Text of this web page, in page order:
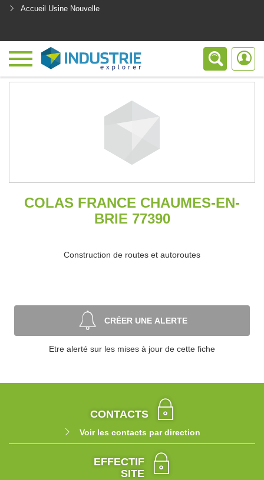
Accueil Usine Nouvelle
COLAS FRANCE CHAUMES-EN-
BRIE 77390
Construction de routes et autoroutes
CRÉER UNE ALERTE
Etre alerté sur les mises à jour de cette fiche
CONTACTS
Voir les contacts par direction
EFFECTIF
SITE